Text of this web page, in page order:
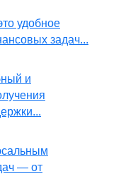
удобное
задач...
и
— от